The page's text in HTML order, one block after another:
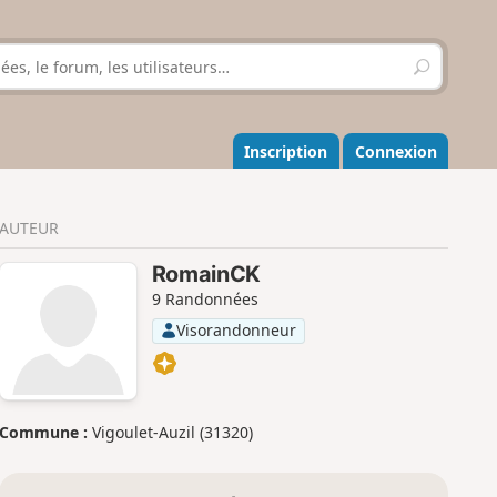
R
e
h
e
r
r
Inscription Connexion
AUTEUR
RomainCK
9 Randonnées
Visorandonneur
Commune : Vigoulet-Auzil (31320)